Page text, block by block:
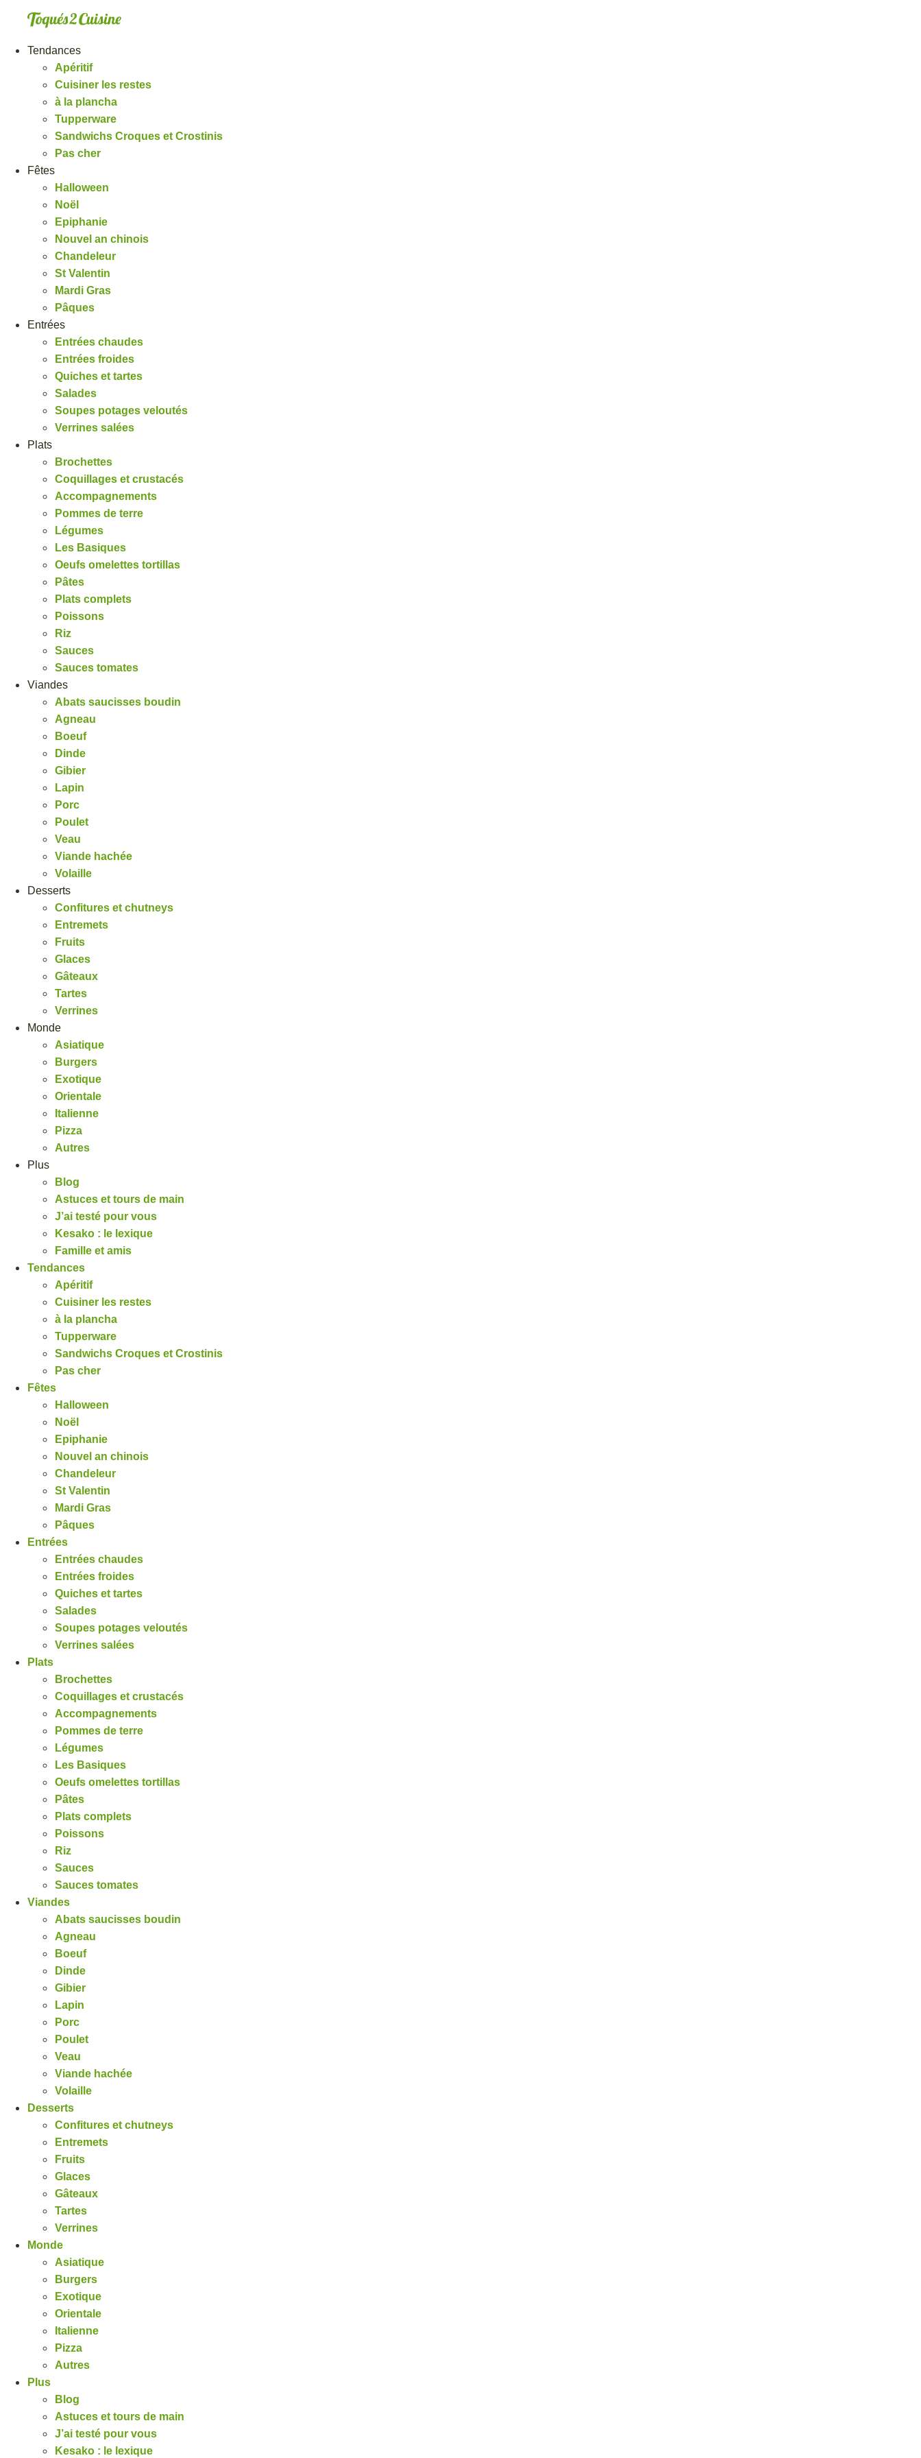
Tendances
Apéritif
Cuisiner les restes
à la plancha
Tupperware
Sandwichs Croques et Crostinis
Pas cher
Fêtes
Halloween
Noël
Epiphanie
Nouvel an chinois
Chandeleur
St Valentin
Mardi Gras
Pâques
Entrées
Entrées chaudes
Entrées froides
Quiches et tartes
Salades
Soupes potages veloutés
Verrines salées
Plats
Brochettes
Coquillages et crustacés
Accompagnements
Pommes de terre
Légumes
Les Basiques
Oeufs omelettes tortillas
Pâtes
Plats complets
Poissons
Riz
Sauces
Sauces tomates
Viandes
Abats saucisses boudin
Agneau
Boeuf
Dinde
Gibier
Lapin
Porc
Poulet
Veau
Viande hachée
Volaille
Desserts
Confitures et chutneys
Entremets
Fruits
Glaces
Gâteaux
Tartes
Verrines
Monde
Asiatique
Burgers
Exotique
Orientale
Italienne
Pizza
Autres
Plus
Blog
Astuces et tours de main
J’ai testé pour vous
Kesako : le lexique
Famille et amis
Tendances
Apéritif
Cuisiner les restes
à la plancha
Tupperware
Sandwichs Croques et Crostinis
Pas cher
Fêtes
Halloween
Noël
Epiphanie
Nouvel an chinois
Chandeleur
St Valentin
Mardi Gras
Pâques
Entrées
Entrées chaudes
Entrées froides
Quiches et tartes
Salades
Soupes potages veloutés
Verrines salées
Plats
Brochettes
Coquillages et crustacés
Accompagnements
Pommes de terre
Légumes
Les Basiques
Oeufs omelettes tortillas
Pâtes
Plats complets
Poissons
Riz
Sauces
Sauces tomates
Viandes
Abats saucisses boudin
Agneau
Boeuf
Dinde
Gibier
Lapin
Porc
Poulet
Veau
Viande hachée
Volaille
Desserts
Confitures et chutneys
Entremets
Fruits
Glaces
Gâteaux
Tartes
Verrines
Monde
Asiatique
Burgers
Exotique
Orientale
Italienne
Pizza
Autres
Plus
Blog
Astuces et tours de main
J’ai testé pour vous
Kesako : le lexique